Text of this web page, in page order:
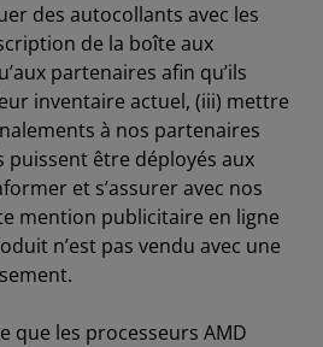
des autocollants avec les
de la boîte aux
partenaires afin qu’ils
inventaire actuel, (iii) mettre
à nos partenaires
puissent être déployés aux
et s’assurer avec nos
mention publicitaire en ligne
n’est pas vendu avec une
que les processeurs AMD